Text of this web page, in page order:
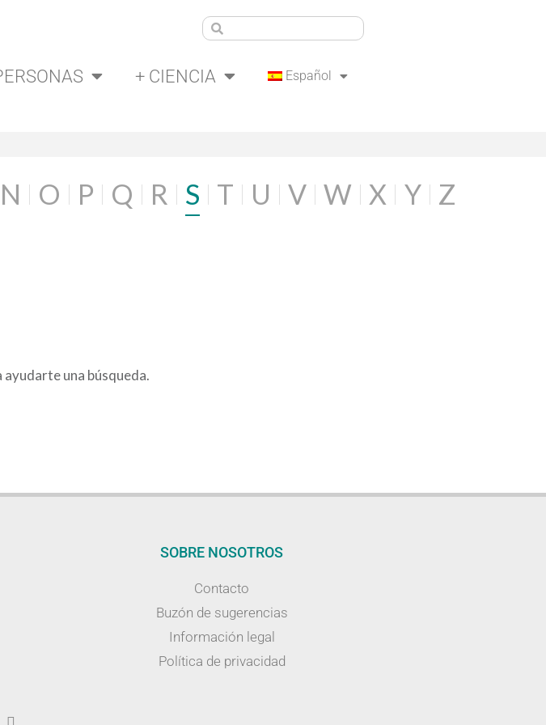
+ CIENCIA Español
N O P Q R S T U V W X Y Z
una búsqueda.
SOBRE NOSOTROS
Contacto
Buzón de sugerencias
Información legal
Política de privacidad